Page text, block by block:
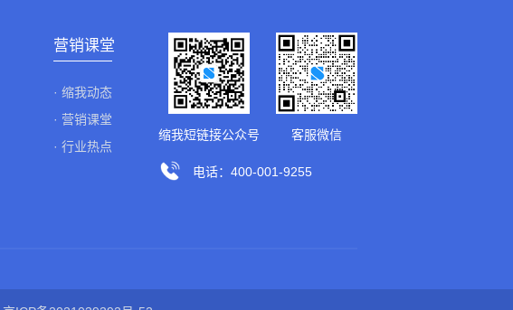
营销课堂
· 缩我动态
· 营销课堂
· 行业热点
缩我短链接公众号 客服微信
电话：400-001-9255